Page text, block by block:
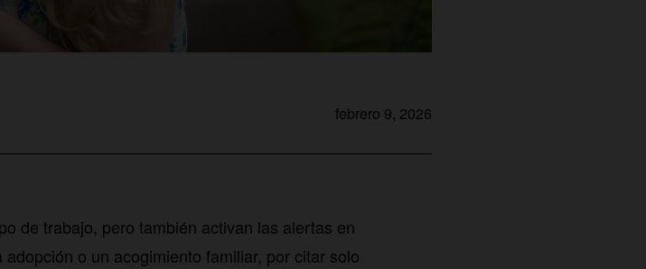
febrero 9, 2026
de trabajo, pero también activan las alertas en
o un acogimiento familiar, por citar solo